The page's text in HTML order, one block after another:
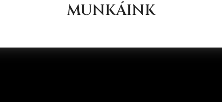
MUNKÁINK